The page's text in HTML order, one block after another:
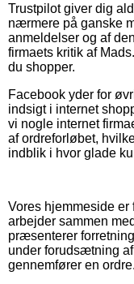
Trustpilot giver dig
nærmere på ganske
anmeldelser og af
firmaets kritik af
du shopper.
Facebook yder for
indsigt i internet
vi nogle internet
af ordreforløbet,
indblik i hvor glade
Vores hjemmeside
arbejder sammen
præsenterer
under forudsætning
gennemfører en ordre.